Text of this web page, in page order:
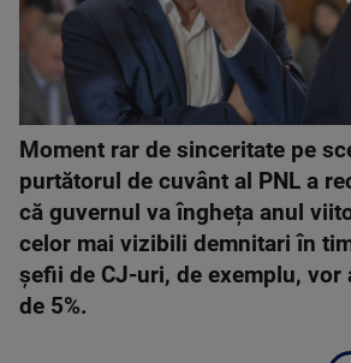
Moment rar de sinceritate pe
purtătorul de cuvânt al PNL a
că guvernul va îngheța anul
celor mai vizibili demnitari în
șefii de CJ-uri, de exemplu, vor
de 5%.